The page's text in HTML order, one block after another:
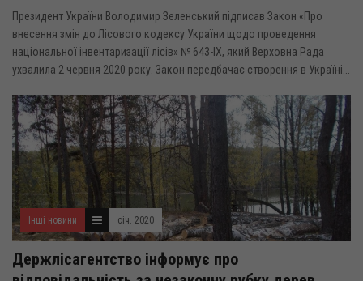
Президент України Володимир Зеленський підписав Закон «Про
внесення змін до Лісового кодексу України щодо проведення
національної інвентаризації лісів» № 643-ІХ, який Верховна Рада
ухвалила 2 червня 2020 року. Закон передбачає створення в Україні...
Інші новини січ. 2020
Держлісагентство інформує про